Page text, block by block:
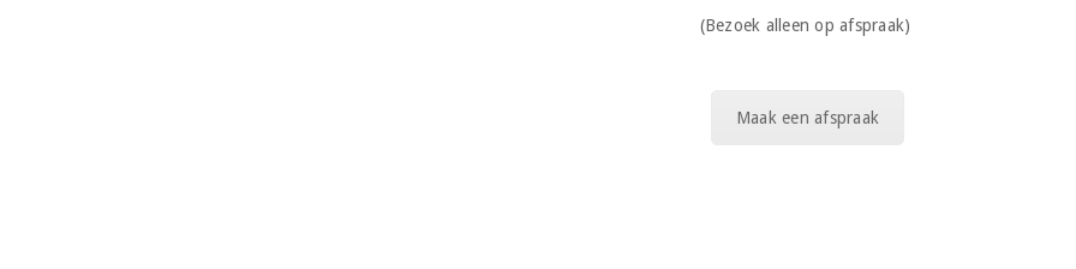
(Bezoek alleen op afspraak)
Maak een afspraak